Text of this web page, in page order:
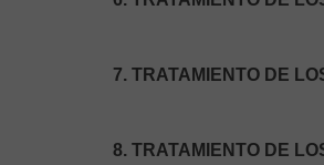
7. TRATAMIENTO DE
8. TRATAMIENTO DE